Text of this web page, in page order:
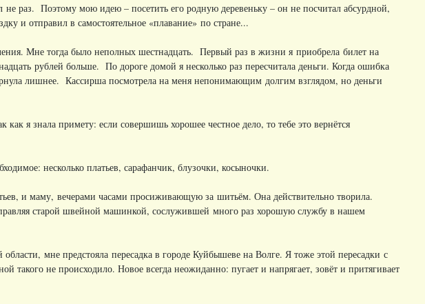
раз. Поэтому мою идею – посетить его родную деревеньку – он не посчитал абсурдной,
и отправил в самостоятельное «плавание» по стране...
Мне тогда было неполных шестнадцать. Первый раз в жизни я приобрела билет на
рублей больше. По дороге домой я несколько раз пересчитала деньги. Когда ошибка
лишнее. Кассирша посмотрела на меня непонимающим долгим взглядом, но деньги
я знала примету: если совершишь хорошее честное дело, то тебе это вернётся
несколько платьев, сарафанчик, блузочки, косыночки.
и маму, вечерами часами просиживающую за шитьём. Она действительно творила.
старой швейной машинкой, сослужившей много раз хорошую службу в нашем
мне предстояла пересадка в городе Куйбышеве на Волге. Я тоже этой пересадки с
такого не происходило. Новое всегда неожиданно: пугает и напрягает, зовёт и притягивает